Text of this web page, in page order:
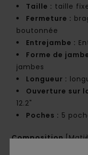
Taille : taille
Fermeture :
boutonnée
Entrejambe :
Forme de
jambes
Longueur :
Ouverture sur
12.2"
Poches : 5
Composition